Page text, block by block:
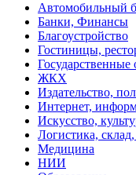
Автомобильный
Банки, Финансы
Благоустройство
Гостиницы,
Государственные
ЖКХ
Издательство,
Интернет,
Искусство,
Логистика,
Медицина
НИИ